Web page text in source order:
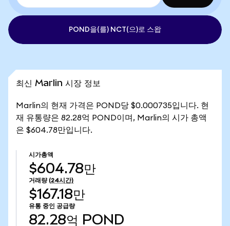
POND을(를) NCT(으)로 스왑
최신 Marlin 시장 정보
Marlin의 현재 가격은 POND당 $0.000735입니다. 현
재 유통량은 82.28억 POND이며, Marlin의 시가 총액
은 $604.78만입니다.
시가총액
$604.78만
거래량 (24시간)
$167.18만
유통 중인 공급량
82.28억 POND